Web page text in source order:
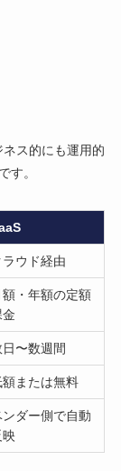
ス的にも運用的
す。
ラウド経由
額・年額の定額
金
日〜数週間
額または無料
ンダー側で自動
映